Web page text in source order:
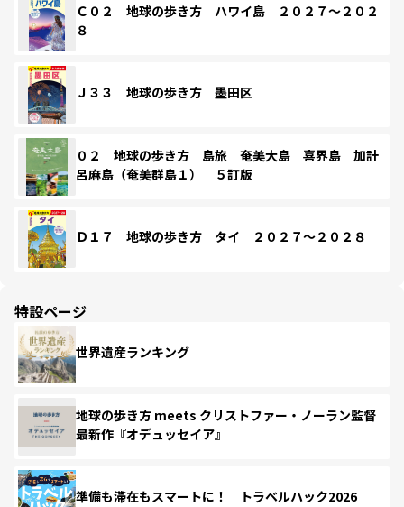
Ｃ０２ 地球の歩き方 ハワイ島 ２０２７～２０２
８
Ｊ３３ 地球の歩き方 墨田区
０２ 地球の歩き方 島旅 奄美大島 喜界島 加計
呂麻島（奄美群島１） ５訂版
Ｄ１７ 地球の歩き方 タイ ２０２７～２０２８
特設ページ
世界遺産ランキング
地球の歩き方 meets クリストファー・ノーラン監督
最新作『オデュッセイア』
準備も滞在もスマートに！ トラベルハック2026